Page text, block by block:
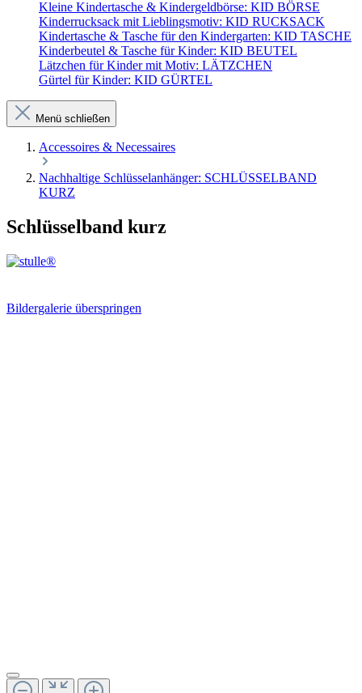
Kleine Kindertasche & Kindergeldbörse: KID BÖRSE
Kinderrucksack mit Lieblingsmotiv: KID RUCKSACK
Kindertasche & Tasche für den Kindergarten: KID TASCHE
Kinderbeutel & Tasche für Kinder: KID BEUTEL
Lätzchen für Kinder mit Motiv: LÄTZCHEN
Gürtel für Kinder: KID GÜRTEL
Menü schließen
Accessoires & Necessaires
Nachhaltige Schlüsselanhänger: SCHLÜSSELBAND
KURZ
Schlüsselband kurz
Bildergalerie überspringen